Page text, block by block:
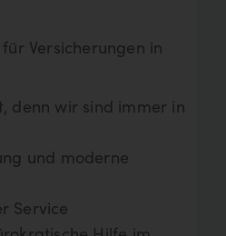
Versicherungen in
denn wir sind immer in
und moderne
Service